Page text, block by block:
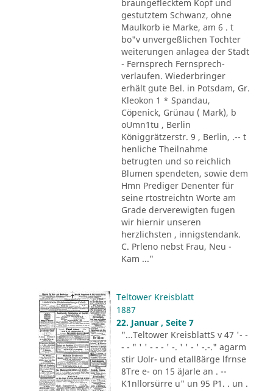
braungeflecktem Kopf und
gestutztem Schwanz, ohne
Maulkorb ie Marke, am 6 . t
bo"v unvergeßlichen Tochter
weiterungen anlagea der Stadt
- Fernsprech Fernsprech-
verlaufen. Wiederbringer
erhält gute Bel. in Potsdam, Gr.
Kleokon 1 * Spandau,
Cöpenick, Grünau ( Mark), b
oUmn1tu , Berlin
Königgrätzerstr. 9 , Berlin, .-- t
henliche Theilnahme
betrugten und so reichlich
Blumen spendeten, sowie dem
Hmn Prediger Denenter für
seine rtostreichtn Worte am
Grade derverewigten fugen
wir hiernir unseren
herzlichsten , innigstendank.
C. Prleno nebst Frau, Neu -
Kam ..."
Teltower Kreisblatt
1887
22. Januar , Seite 7
"...Teltower KreisblattS v 47 '- -
- - " ' ' - - - ' -. ' ' - ' -.-." agarm
stir Uolr- und etall8ärge lfrnse
8Tre e- on 15 äJarle an . --
K1nllorsürre u" un 95 P1. . un .